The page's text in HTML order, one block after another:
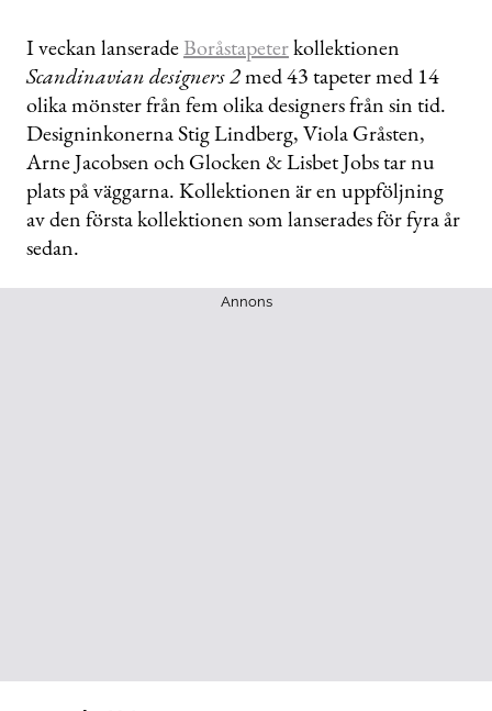
I veckan lanseradeBoråstapeterkollektionen
Scandinavian designers 2med 43 tapeter med 14
olika mönster från fem olika designers från sin tid.
Designinkonerna Stig Lindberg, Viola Gråsten,
Arne Jacobsen och Glocken & Lisbet Jobs tar nu
plats på väggarna. Kollektionen är en uppföljning
av den första kollektionen som lanserades för fyra år
sedan.
Annons